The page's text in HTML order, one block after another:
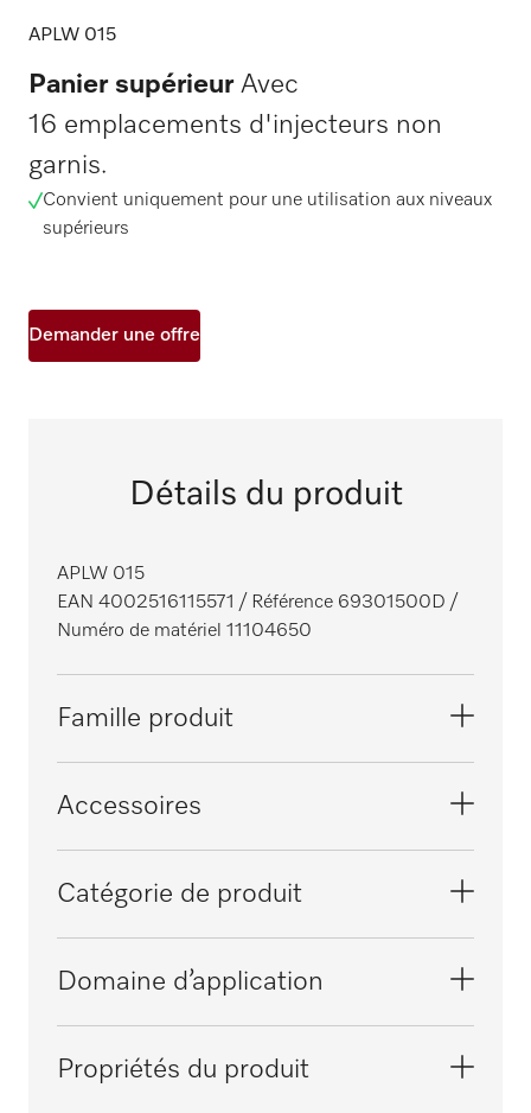
APLW 015
Panier supérieurAvec
16 emplacements d'injecteurs non
garnis.
Convient uniquement pour une utilisation aux niveaux
supérieurs
Demander une offre
Détails du produit
APLW 015
EAN 4002516115571 / Référence 69301500D /
Numéro de matériel 11104650
Famille produit
laboratoire
Accessoires
PLW 6011
Catégorie de produit
Panier à injection
Domaine d’application
Traitement de la verrerie de laboratoire
Propriétés du produit